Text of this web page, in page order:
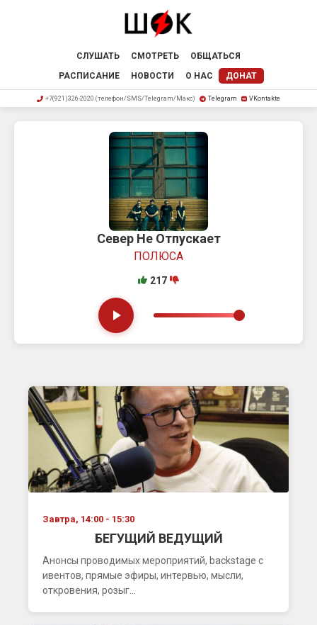
СЛУШАТЬ СМОТРЕТЬ
ОБЩАТЬСЯ
РАСПИСАНИЕ
НОВОСТИ О НАС ДОНАТ
+7(921)326-2020 (телефон/SMS/Telegram/Макс) Telegram VKontakte
Север Не Отпускает
ПОЛЮСА
217
Завтра, 14:00 - 15:30
БЕГУЩИЙ ВЕДУЩИЙ
Анонсы проводимых мероприятий, backstage с
ивентов, прямые эфиры, интервью, мысли,
откровения, розыг...